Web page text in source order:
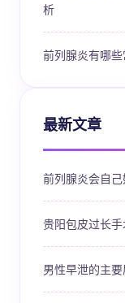
析
前列腺炎有哪
最新文章
前列腺炎会自
贵阳包皮过长
男性早泄的主